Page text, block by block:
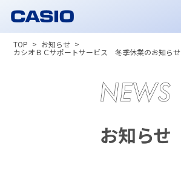
TOP お知らせ
カシオＢＣサポートサービス 冬季休業のお知らせ
お知らせ